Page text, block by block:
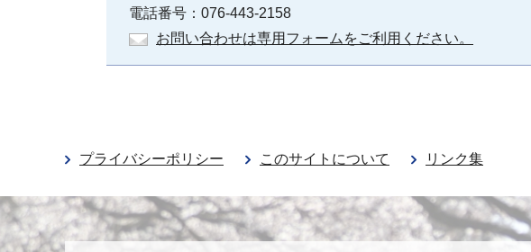
電話番号：076-443-2158
お問い合わせは専用フォームをご利用ください。
プライバシーポリシー このサイトについて リンク集